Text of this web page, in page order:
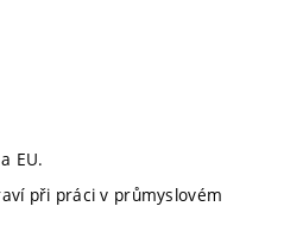
EU.
při práci v průmyslovém